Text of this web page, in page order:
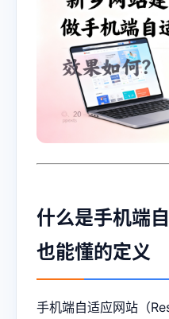
什么是手机端
也能懂的定义
手机端自适应网站（